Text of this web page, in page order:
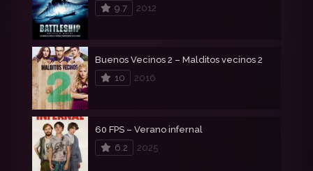
9.7
2012
Buenos Vecinos 2 – Malditos vecinos 2
10
2016
60 FPS – Verano infernal
6.2
2025